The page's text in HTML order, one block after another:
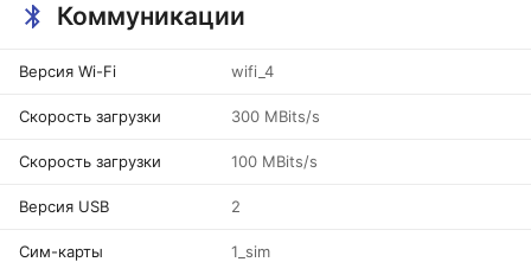
Коммуникации
Версия Wi-Fi wifi_4
Скорость загрузки 300 MBits/s
Скорость загрузки 100 MBits/s
Версия USB 2
Сим-карты 1_sim